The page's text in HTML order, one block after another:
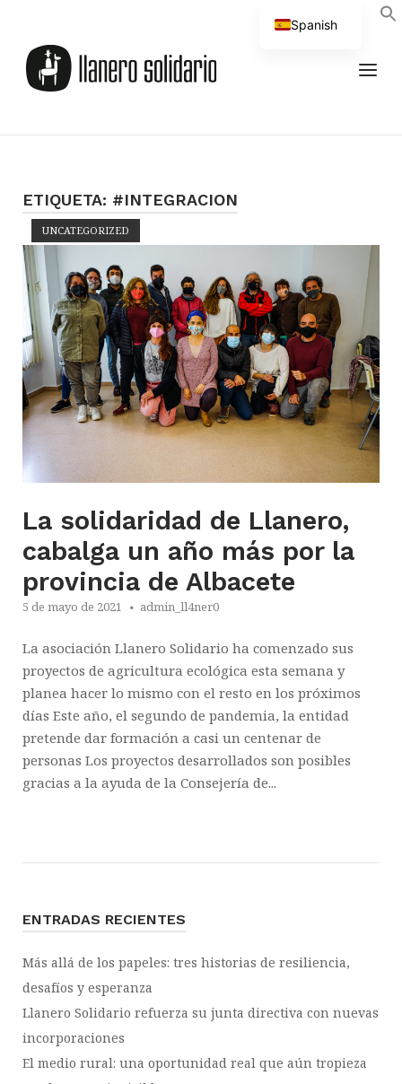
contenido
ETIQUETA: #INTEGRACION
UNCATEGORIZED
Abrir la entrada
La solidaridad de Llanero,
cabalga un año más por la
provincia de Albacete
5 de mayo de 2021 admin_ll4ner0
La asociación Llanero Solidario ha comenzado sus
proyectos de agricultura ecológica esta semana y
planea hacer lo mismo con el resto en los próximos
días Este año, el segundo de pandemia, la entidad
pretende dar formación a casi un centenar de
personas Los proyectos desarrollados son posibles
gracias a la ayuda de la Consejería de...
ENTRADAS RECIENTES
Más allá de los papeles: tres historias de resiliencia,
desafíos y esperanza
Llanero Solidario refuerza su junta directiva con nuevas
incorporaciones
El medio rural: una oportunidad real que aún tropieza
Spanish